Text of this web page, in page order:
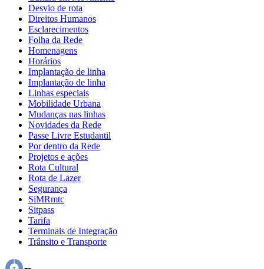
Desvio de rota
Direitos Humanos
Esclarecimentos
Folha da Rede
Homenagens
Horários
Implantação de linha
Implantação de linha
Linhas especiais
Mobilidade Urbana
Mudanças nas linhas
Novidades da Rede
Passe Livre Estudantil
Por dentro da Rede
Projetos e ações
Rota Cultural
Rota de Lazer
Segurança
SiMRmtc
Sitpass
Tarifa
Terminais de Integração
Trânsito e Transporte